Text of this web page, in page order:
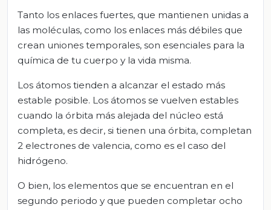
Tanto los enlaces fuertes, que mantienen unidas a
las moléculas, como los enlaces más débiles que
crean uniones temporales, son esenciales para la
química de tu cuerpo y la vida misma.
Los átomos tienden a alcanzar el estado más
estable posible. Los átomos se vuelven estables
cuando la órbita más alejada del núcleo está
completa, es decir, si tienen una órbita, completan
2 electrones de valencia, como es el caso del
hidrógeno.
O bien, los elementos que se encuentran en el
segundo periodo y que pueden completar ocho